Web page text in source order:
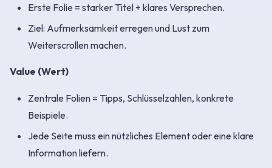
Erste Folie = starker Titel + klares Versprechen.
Ziel: Aufmerksamkeit erregen und Lust zum
Weiterscrollen machen.
Value (Wert)
Zentrale Folien = Tipps, Schlüsselzahlen, konkrete
Beispiele.
Jede Seite muss ein nützliches Element oder eine klare
Information liefern.